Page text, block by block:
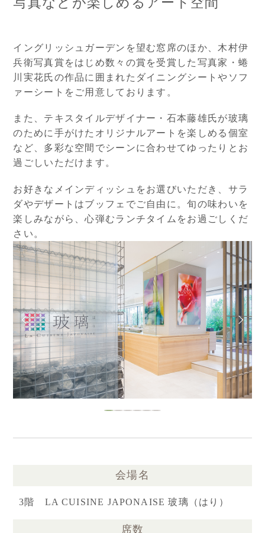
イングリッシュガーデンを望む窓席のほか、木村伊
兵衛写真賞をはじめ数々の賞を受賞した写真家・蜷
川実花氏の作品に囲まれたダイニングシートやソフ
ァーシートをご用意しております。
また、テキスタイルデザイナー・石本藤雄氏が玻璃
のために手がけたオリジナルアートを楽しめる個室
など、多彩な空間でシーンに合わせてゆったりとお
過ごしいただけます。
お好きなメインディッシュをお選びいただき、サラ
ダやデザートはブッフェでご自由に。旬の味わいを
楽しみながら、心弾むランチタイムをお過ごしくだ
さい。
会場名
3階 LA CUISINE JAPONAISE 玻璃（はり）
席数